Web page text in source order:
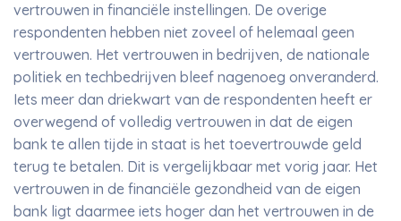
vertrouwen in financiële instellingen. De overige
respondenten hebben niet zoveel of helemaal geen
vertrouwen. Het vertrouwen in bedrijven, de nationale
politiek en techbedrijven bleef nagenoeg onveranderd.
Iets meer dan driekwart van de respondenten heeft er
overwegend of volledig vertrouwen in dat de eigen
bank te allen tijde in staat is het toevertrouwde geld
terug te betalen. Dit is vergelijkbaar met vorig jaar. Het
vertrouwen in de financiële gezondheid van de eigen
bank ligt daarmee iets hoger dan het vertrouwen in de